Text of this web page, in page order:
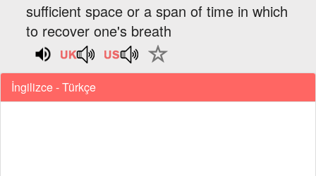
sufficient space or a span of time in which
to recover one's breath
İngilizce - Türkçe